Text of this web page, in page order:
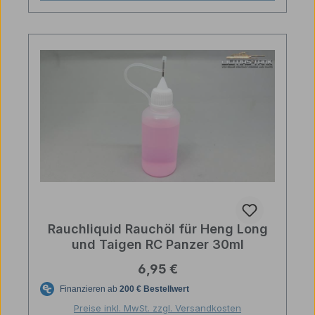
Rauchliquid Rauchöl für Heng Long
und Taigen RC Panzer 30ml
Regulärer Preis:
6,95 €
Preise inkl. MwSt. zzgl. Versandkosten